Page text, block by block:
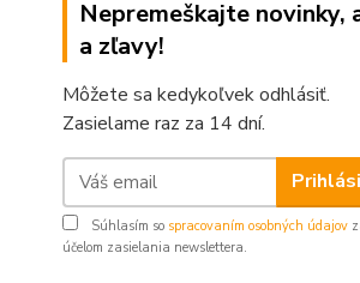
Nepremeškajte novinky,
a zľavy!
Môžete sa kedykoľvek odhlásiť.
Zasielame raz za 14 dní.
Súhlasím so spracovaním osobných údajov
účelom zasielania newslettera.